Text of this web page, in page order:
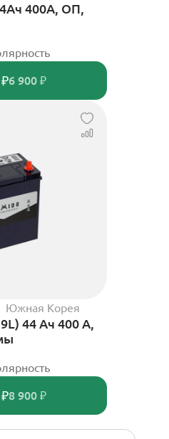
400А, ОП,
6 900 ₽
Южная Корея
44 Ач 400 А,
8 900 ₽